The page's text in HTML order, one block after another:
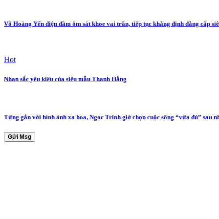
Võ Hoàng Yến diện đầm ôm sát khoe vai trần, tiếp tục khẳng định đẳng cấp
Hot
Nhan sắc yêu kiều của siêu mẫu Thanh Hằng
Từng gắn với hình ảnh xa hoa, Ngọc Trinh giờ chọn cuộc sống “vừa đủ” sau
Gửi Msg